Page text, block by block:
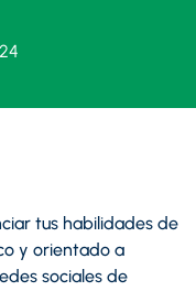
tus habilidades de
y orientado a
sociales de